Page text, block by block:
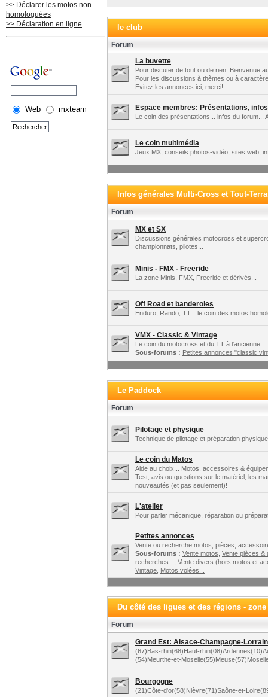
>> Déclarer les motos non
homologuées
>> Déclaration en ligne
Web mxteam
le club
Forum
La buvette
Pour discuter de tout ou de rien. Bienvenue
Pour les discussions à thèmes ou à
Evitez les annonces ici, merci!
Espace membres: Présentations,
Le coin des présentations... infos du forum...
Le coin multimédia
Jeux MX, conseils photos-vidéo, sites web,
Infos générales Multi-Cross et Tout-
Forum
MX et SX
Discussions générales motocross et
championnats, pilotes...
Minis - FMX - Freeride
La zone Minis, FMX, Freeride et dérivés...
Off Road et banderoles
Enduro, Rando, TT... le coin des motos
VMX - Classic & Vintage
Le coin du motocross et du TT à l'ancienne...
Sous-forums : Petites annonces "classic
Le Paddock
Forum
Pilotage et physique
Technique de pilotage et préparation
Le coin du Matos
Aide au choix... Motos, accessoires &
Test, avis ou questions sur le matériel, les
nouveautés (et pas seulement)!
L'atelier
Pour parler mécanique, réparation ou
Petites annonces
Vente ou recherche motos, pièces,
Sous-forums : Vente motos Vente pièces &
recherches...
Vente divers (hors motos et
Vintage, Motos volées...
Du côté des ligues et des régions -
Forum
Grand Est: Alsace-Champagne-
(67)Bas-rhin(68)Haut-
(54)Meurthe-et-
Bourgogne
(21)Côte-d'or(58)Nièvre(71)Saône-et-